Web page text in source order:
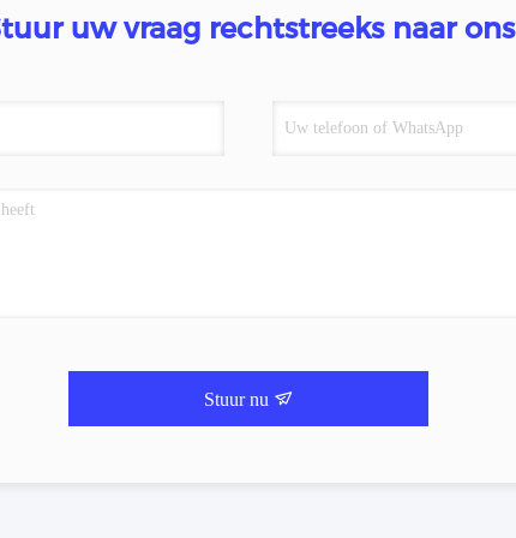
uw vraag rechtstreeks naar ons
Stuur nu